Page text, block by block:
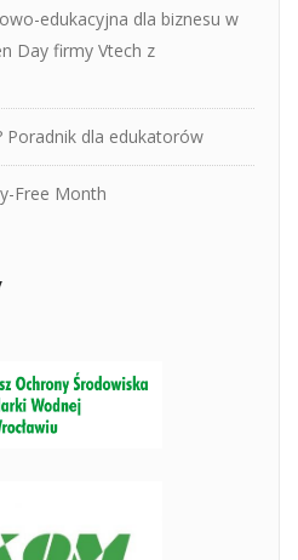
edukacyjna dla biznesu w
Day firmy Vtech z
Poradnik dla edukatorów
Free Month